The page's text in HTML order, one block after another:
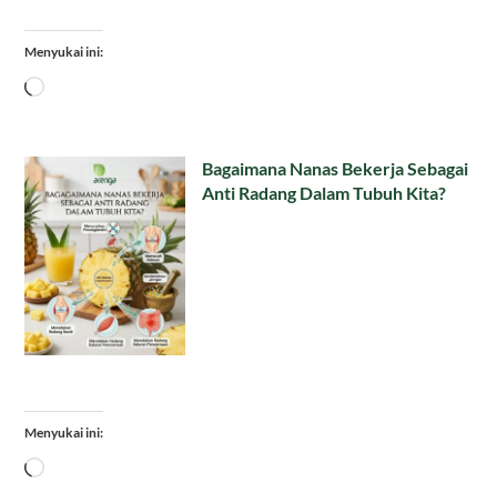
Menyukai ini:
Memuat...
Bagaimana Nanas Bekerja Sebagai
Anti Radang Dalam Tubuh Kita?
Menyukai ini:
Memuat...